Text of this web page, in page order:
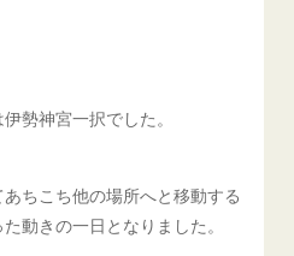
勢神宮一択でした。
ちこち他の場所へと移動する
動きの一日となりました。